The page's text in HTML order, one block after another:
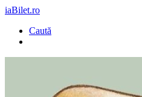
iaBilet.ro
Caută